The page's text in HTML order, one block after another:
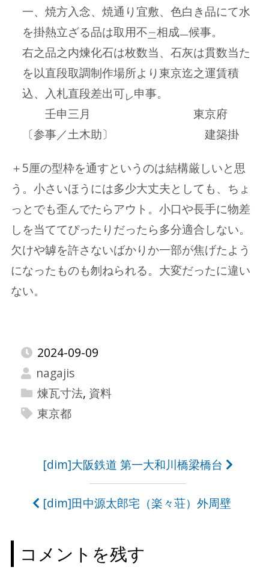
一、焼方入念、焼通り宜敷、色白き品にて水
を掛熱立ざる品は取用不二相成一候事。
右之品之内煉化石は枚数当、石灰は貫数当た
を以直段取調制作場所より東京迄之運賃積
込、入札直段差出可レ申事。
壬申三月 東京府
〔参事／土木助〕 建築掛
＋5厘の型枠を通すというのは結構厳しいと思
う。小さいほうには多少大丈夫としても、ちょ
っとでも歪んでたらアウト。小口や長手に物差
しを当ててぴったりだったら多分適合しない。
欠けや罅を許さないばかりか一部が焦げたよう
になったものも刎ねられる。大変だったに違い
ない。
2024-09-09
nagajis
煉瓦寸法, 資料
東京都
ビ
ゲ
[dim]大阪鉄道 第一大和川橋梁橋台
[dim]田中源太郎宅（楽々荘）外周壁
コメントを残す